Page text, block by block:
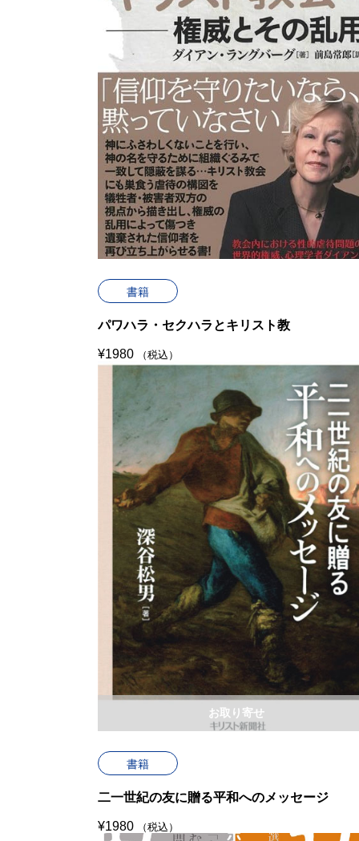
書籍
パワハラ・セクハラとキリスト教
¥1980 （税込）
書籍
二一世紀の友に贈る平和へのメッセージ
¥1980 （税込）
お取り寄せ